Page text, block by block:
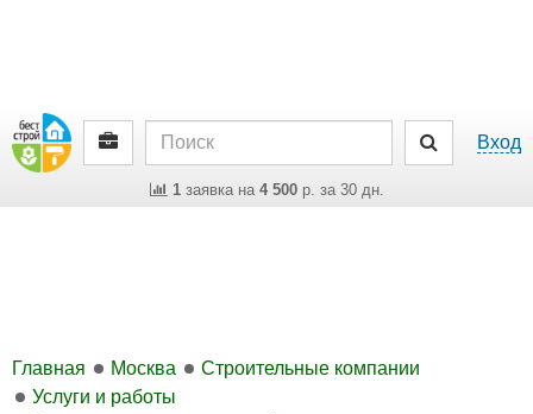
Вход
1заявка на 4 500р. за 30 дн.
Главная Москва
Строительные компании
Услуги и работы